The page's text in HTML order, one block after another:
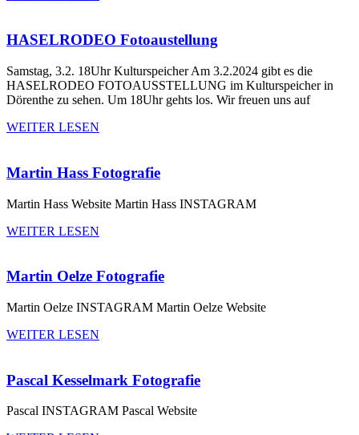
HASELRODEO Fotoaustellung
Samstag, 3.2. 18Uhr Kulturspeicher Am 3.2.2024 gibt es die
HASELRODEO FOTOAUSSTELLUNG im Kulturspeicher in
Dörenthe zu sehen. Um 18Uhr gehts los. Wir freuen uns auf
WEITER LESEN
Martin Hass Fotografie
Martin Hass Website Martin Hass INSTAGRAM
WEITER LESEN
Martin Oelze Fotografie
Martin Oelze INSTAGRAM Martin Oelze Website
WEITER LESEN
Pascal Kesselmark Fotografie
Pascal INSTAGRAM Pascal Website